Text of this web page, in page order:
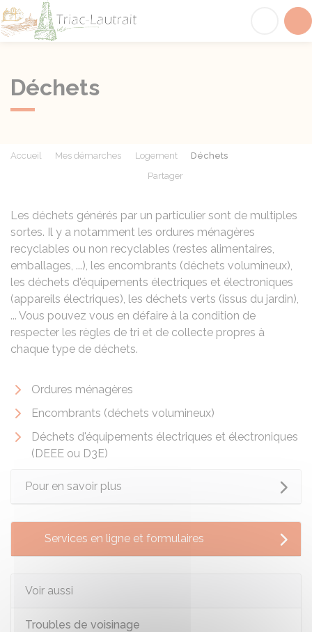
Déchets
Accueil Mes démarches Logement
Déchets
Partager
Les déchets générés par un particulier sont de multiples
sortes. Il y a notamment les ordures ménagères
recyclables ou non recyclables (restes alimentaires,
emballages, ...), les encombrants (déchets volumineux),
les déchets d'équipements électriques et électroniques
(appareils électriques), les déchets verts (issus du jardin),
... Vous pouvez vous en défaire à la condition de
respecter les règles de tri et de collecte propres à
chaque type de déchets.
Ordures ménagères
Encombrants (déchets volumineux)
Déchets d'équipements électriques et électroniques
(DEEE ou D3E)
Pour en savoir plus
Services en ligne et formulaires
Voir aussi
Troubles de voisinage